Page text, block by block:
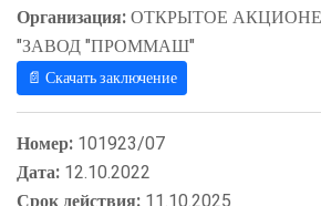
Организация:ОТКРЫТОЕ
"ЗАВОД "ПРОММАШ"
📄 Скачать заключение
Номер: 101923/07
Дата: 12.10.2022